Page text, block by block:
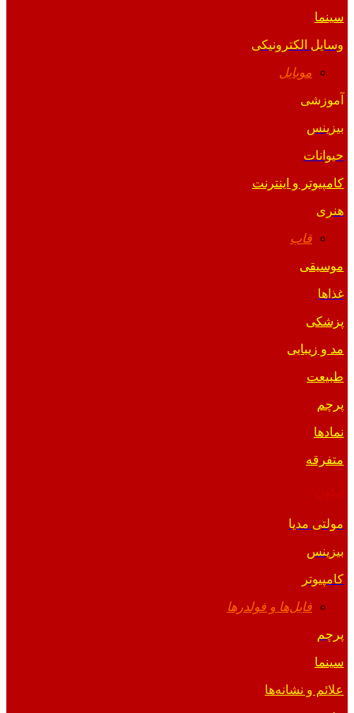
سینما
وسایل الکترونیکی
موبایل
آموزشی
بیزینس
حیوانات
کامپیوتر و اینترنت
هنری
قاب
موسیقی
غذاها
پزشکی
مد و زیبایی
طبیعت
پرچم
نمادها
متفرقه
مولتی مدیا
بیزینس
کامپیوتر
فایل‌ها و فولدرها
پرچم
سینما
علائم و نشانه‌ها